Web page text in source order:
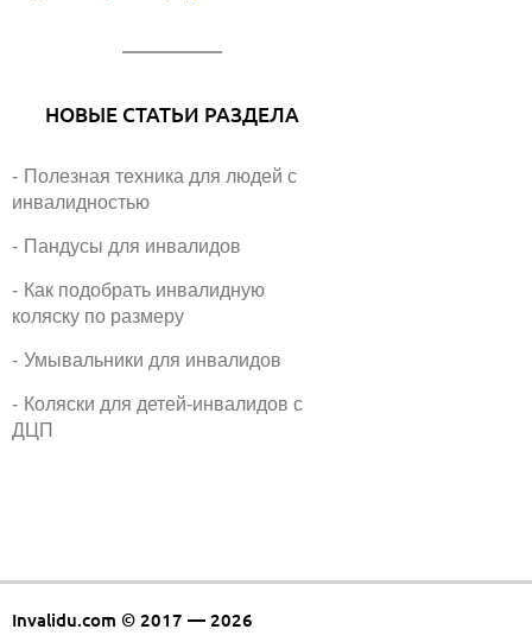
НОВЫЕ СТАТЬИ РАЗДЕЛА
Полезная техника для людей с
инвалидностью
Пандусы для инвалидов
Как подобрать инвалидную
коляску по размеру
Умывальники для инвалидов
Коляски для детей-инвалидов с
ДЦП
Invalidu.com © 2017 — 2026